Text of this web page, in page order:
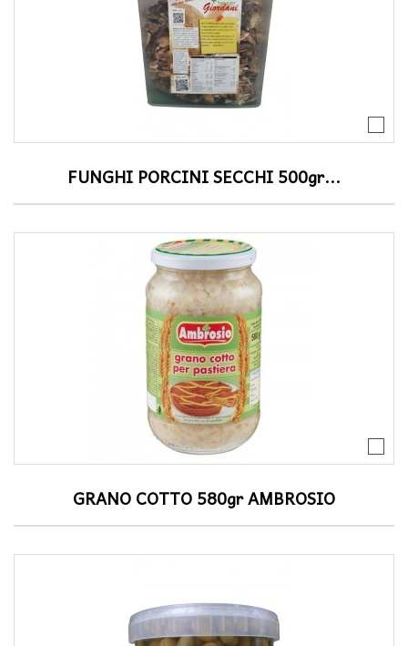
FUNGHI PORCINI SECCHI 500gr...
GRANO COTTO 580gr AMBROSIO